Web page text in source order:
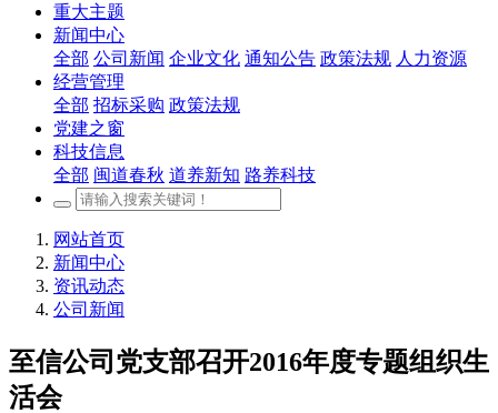
重大主题
新闻中心
全部 公司新闻 企业文化 通知公告 政策法规 人力资源
经营管理
全部 招标采购 政策法规
党建之窗
科技信息
全部 闽道春秋 道养新知 路养科技
网站首页
新闻中心
资讯动态
公司新闻
至信公司党支部召开2016年度专题组织生
活会